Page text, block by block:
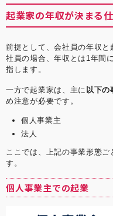
起業家の年収が決まる
前提として、会社員の年収
社員の場合、年収とは1年間
指します。
一方で起業家は、主に 以下の
め注意が必要です。
個人事業主
法人
ここでは、上記の事業形態
す。
個人事業主での起業